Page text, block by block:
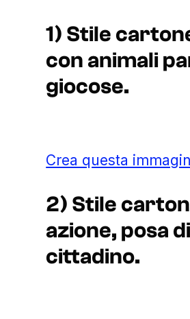
1) Stile
con animali
giocose.
Crea questa
2) Stile
azione, posa
cittadino.